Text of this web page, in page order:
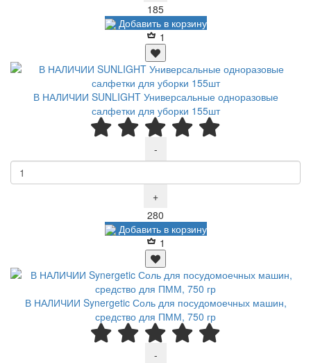
185Р
Добавить в корзину
1
В НАЛИЧИИ SUNLIGHT Универсальные одноразовые
салфетки для уборки 155шт
-
+
280
Добавить в корзину
1
В НАЛИЧИИ Synergetic Соль для посудомоечных машин,
средство для ПММ, 750 гр
-